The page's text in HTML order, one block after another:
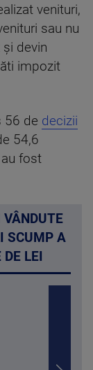
venituri,
sau nu
devin
impozit
56 de decizii
54,6
fost
VÂNDUTE
SCUMP A
LEI